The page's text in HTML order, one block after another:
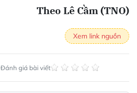
Theo Lê Cầm (TNO)
Xem link nguồn
Đánh giá bài viết